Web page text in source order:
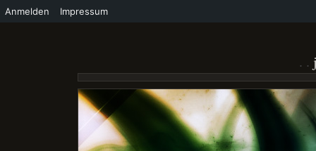
Anmelden Impressum